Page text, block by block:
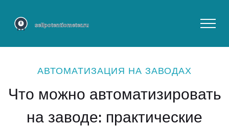
АВТОМАТИЗАЦИЯ НА ЗАВОДАХ
Что можно автоматизировать
на заводе: практические